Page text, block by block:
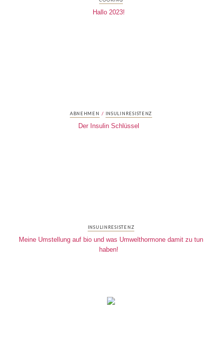
Hallo 2023!
ABNEHMEN / INSULINRESISTENZ
Der Insulin Schlüssel
INSULINRESISTENZ
Meine Umstellung auf bio und was Umwelthormone damit zu tun
haben!